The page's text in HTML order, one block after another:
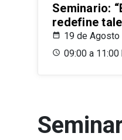
Seminario:
redefine
19 de Agosto
09:00 a 11:00